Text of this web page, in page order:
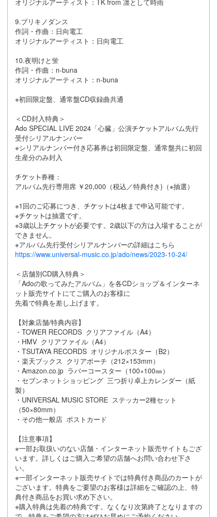
オリジナルアーティスト：TK from 凛として時雨
9.ブリキノダンス
作詞・作曲：日向電工
オリジナルアーティスト：日向電工
10.夜明けと蛍
作詞・作曲：n-buna
オリジナルアーティスト：n-buna
※初回限定盤、通常盤CD収録曲共通
＜CD封入特典＞
Ado SPECIAL LIVE 2024「心臓」公演
アルバム先行
受付シリアルナンバー
※シリアルナンバー付き応募券は初回限定盤、通常盤共に初回
生産分のみ封入
券種：
アルバム先行専用席 ￥20,000（税込／特典付き)（※抽選）
※1回のご応募につき、
は4枚まで申込可能です。
※
は抽選です。
※3歳以上
が必要です。2歳以下の方は入場することが
できません。
※アルバム先行受付シリアルナンバーの詳細はこちら
https://www.universal-music.co.jp/ado/news/2023-10-24/
＜店舗別CD購入特典＞
「Adoの歌ってみたアルバム」を各CDショップ＆インターネ
ット販売サイトにてご購入のお客様に
先着で特典を差し上げます。
【対象店舗/特典内容】
・TOWER RECORDS クリアファイル（A4）
・HMV クリアファイル（A4）
・TSUTAYA RECORDS オリジナルポスター（B2）
・楽天ブックス クリアポーチ（212×153mm）
・Amazon.co.jp ラバーコースター（100×100㎜）
・セブンネットショッピング 三つ折り卓上カレンダー（紙
製）
・UNIVERSAL MUSIC STORE ステッカー2種セット
（50×80mm）
・その他一般店 ポストカード
【注意事項】
※一部お取扱いのない店舗・インターネット販売サイトもござ
います。詳しくはご購入ご希望の店舗へお問い合わせ下さ
い。
※一部インターネット販売サイトでは特典付き商品のカートが
ございます。特典をご要望のお客様は詳細をご確認の上、特
典付き商品をお買い求め下さい。
※購入特典は先着の特典です。なくなり次第終了となりますの